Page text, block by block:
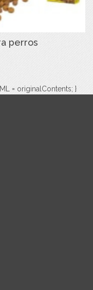
perros
= originalContents; }